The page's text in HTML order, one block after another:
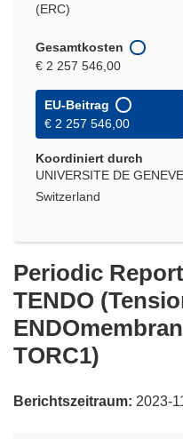
(ERC)
Gesamtkosten
€ 2 257 546,00
EU-Beitrag
€ 2 257 546,00
Koordiniert durch
UNIVERSITE DE GENEVE
Switzerland
Periodic
TENDO
TORC1)
Berichtszeitraum: 2023-